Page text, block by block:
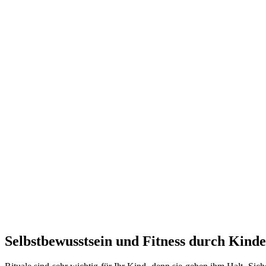
Selbstbewusstsein und Fitness durch